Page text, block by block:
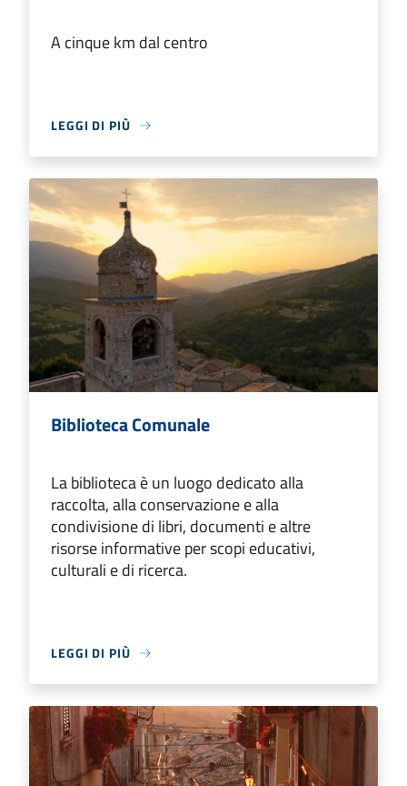
A cinque km dal centro
LEGGI DI PIÙ
Biblioteca Comunale
La biblioteca è un luogo dedicato alla
raccolta, alla conservazione e alla
condivisione di libri, documenti e altre
risorse informative per scopi educativi,
culturali e di ricerca.
LEGGI DI PIÙ